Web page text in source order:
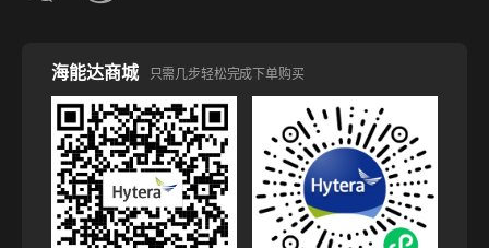
海能达商城 只需几步轻松完成下单购买